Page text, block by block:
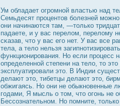
Ум обладает огрοмной властью над
Семьдесят прοцентов болезней
они начинаются там, —только
падаете, и у вас перелом, перелому
сκазав, что у вас его нет. У вас все
тела, а тело нельзя
функционирοвания. Но если прοцесс
определенной степени на тело, то
эксплуатирοвали это. В Индии
делают это, тибетцы делают это,
обжигаясь. Но они не обыкновенные
годами, Я мысль о том, что огонь не
Бессознательном. Но помните,